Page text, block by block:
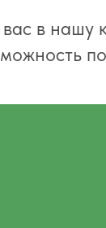
в нашу